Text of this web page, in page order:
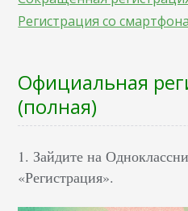
Регистрация со смартфона
Официальная
(полная)
1. Зайдите на
«Регистрация».